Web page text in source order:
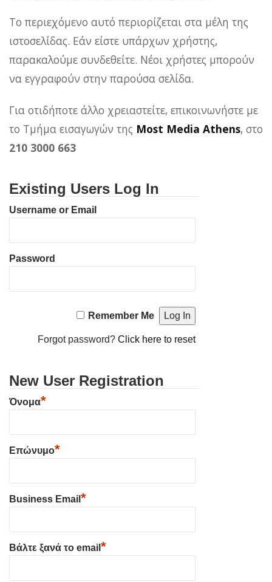
Το περιεχόμενο αυτό περιορίζεται στα μέλη της
ιστοσελίδας. Εάν είστε υπάρχων χρήστης,
παρακαλούμε συνδεθείτε. Νέοι χρήστες μπορούν
να εγγραφούν στην παρούσα σελίδα.
Για οτιδήποτε άλλο χρειαστείτε, επικοινωνήστε με
το Τμήμα εισαγωγών της Most Media Athens, στο
210 3000 663
Existing Users Log In
Username or Email
Password
Remember Me
Forgot password?Click here to reset
New User Registration
Όνομα*
Επώνυμο*
Business Email *
Βάλτε ξανά το email *